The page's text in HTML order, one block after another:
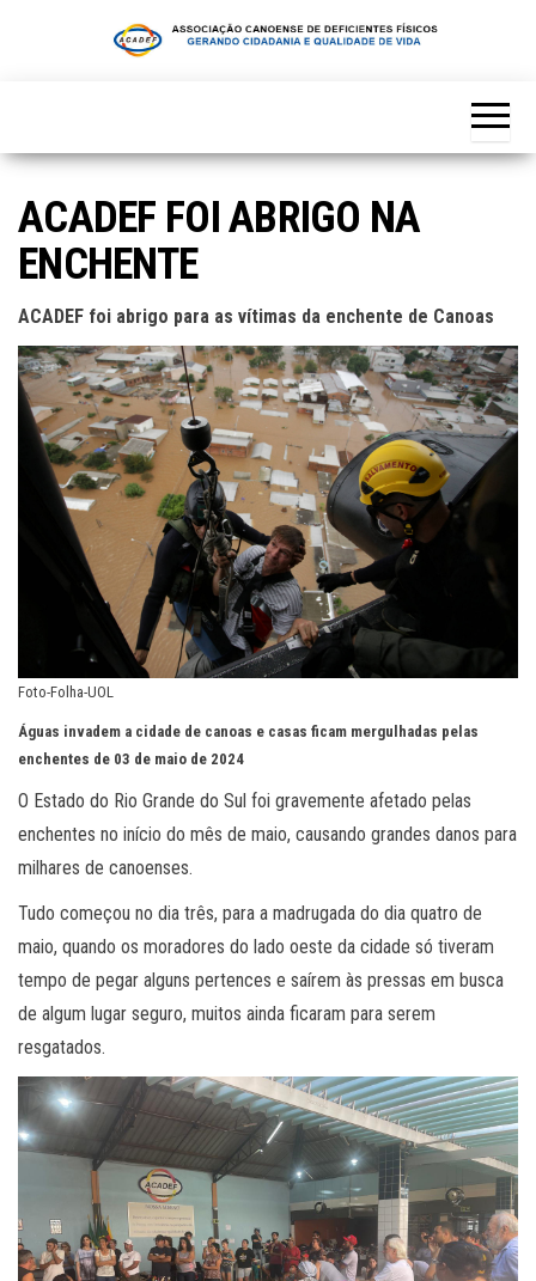
ACADEF FOI ABRIGO NA
ENCHENTE
ACADEF foi abrigo para as vítimas da enchente de Canoas
Foto-Folha-UOL
Águas invadem a cidade de canoas e casas ficam mergulhadas pelas
enchentes de 03 de maio de 2024
O Estado do Rio Grande do Sul foi gravemente afetado pelas
enchentes no início do mês de maio, causando grandes danos para
milhares de canoenses.
Tudo começou no dia três, para a madrugada do dia quatro de
maio, quando os moradores do lado oeste da cidade só tiveram
tempo de pegar alguns pertences e saírem às pressas em busca
de algum lugar seguro, muitos ainda ficaram para serem
resgatados.